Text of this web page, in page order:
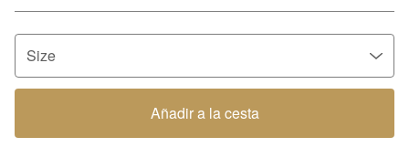
Añadir a la cesta